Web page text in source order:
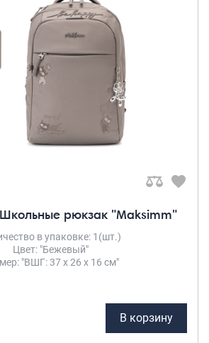
рюкзак "Maksimm"
в упаковке: 1(шт.)
Цвет: "Бежевый"
"ВШГ: 37 х 26 х 16 см"
В корзину